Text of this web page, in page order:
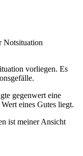
Notsituation
vorliegen. Es
gegenwert eine
eines Gutes liegt.
ist meiner Ansicht